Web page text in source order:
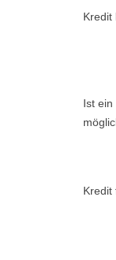
Kredit
Ist ein
Kredit